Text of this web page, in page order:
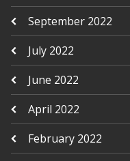
September 2022
July 2022
June 2022
April 2022
February 2022